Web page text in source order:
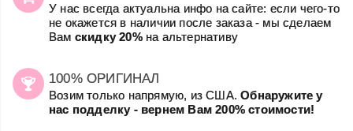
У нас всегда актуальна инфо на сайте: если чего-то
не окажется в наличии после заказа - мы сделаем
Вам скидку 20%на альтернативу
100% ОРИГИНАЛ
Возим только напрямую, из США.Обнаружите у
нас подделку - вернем Вам 200% стоимости!